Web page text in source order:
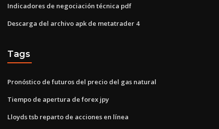
Indicadores de negociación técnica pdf
Descarga del archivo apk de metatrader 4
Tags
Pronóstico de futuros del precio del gas natural
Tiempo de apertura de forex jpy
Lloyds tsb reparto de acciones en línea